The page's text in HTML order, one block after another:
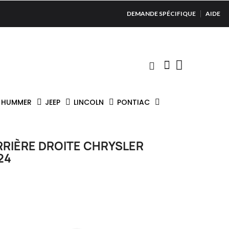
DEMANDE SPÉCIFIQUE AIDE
HUMMER JEEP LINCOLN PONTIAC
DROITE CHRYSLER